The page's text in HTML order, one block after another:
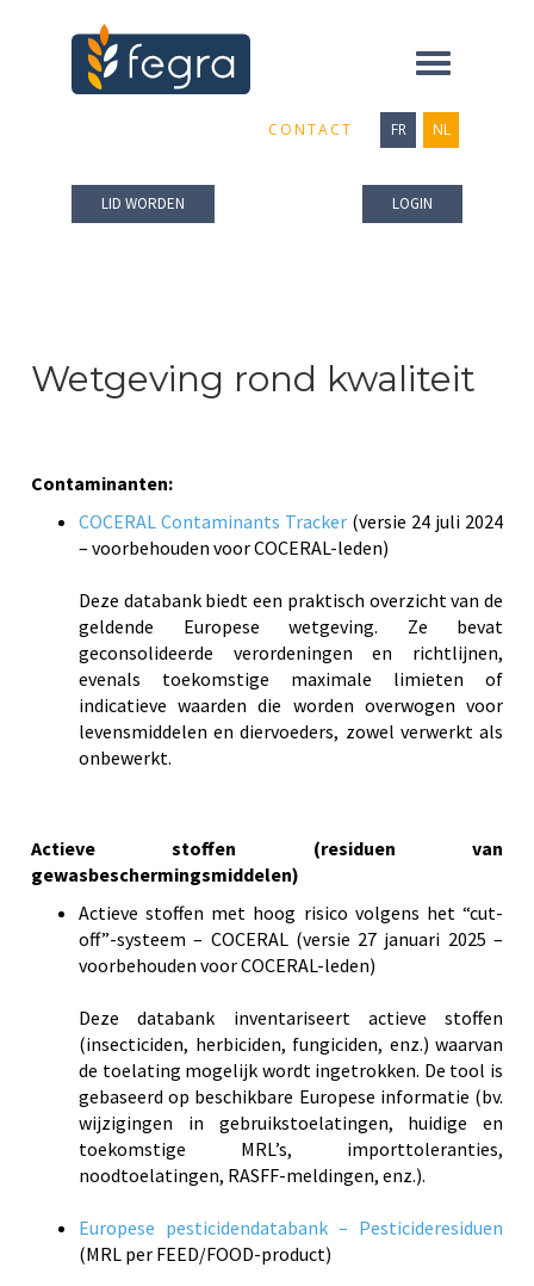
Toggle
CONTACT FR NL
LID WORDEN LOGIN
Wetgeving rond kwaliteit
Contaminanten:
COCERAL Contaminants Tracker (versie 24 juli 2024
– voorbehouden voor COCERAL-leden)
Deze databank biedt een praktisch overzicht van de
geldende Europese wetgeving. Ze bevat
geconsolideerde verordeningen en richtlijnen,
evenals toekomstige maximale limieten of
indicatieve waarden die worden overwogen voor
levensmiddelen en diervoeders, zowel verwerkt als
onbewerkt.
Actieve stoffen (residuen van
gewasbeschermingsmiddelen)
Actieve stoffen met hoog risico volgens het “cut-
off”-systeem – COCERAL (versie 27 januari 2025 –
voorbehouden voor COCERAL-leden)
Deze databank inventariseert actieve stoffen
(insecticiden, herbiciden, fungiciden, enz.) waarvan
de toelating mogelijk wordt ingetrokken. De tool is
gebaseerd op beschikbare Europese informatie (bv.
wijzigingen in gebruikstoelatingen, huidige en
toekomstige MRL’s, importtoleranties,
noodtoelatingen, RASFF-meldingen, enz.).
Europese pesticidendatabank – Pesticideresiduen
(MRL per FEED/FOOD-product)